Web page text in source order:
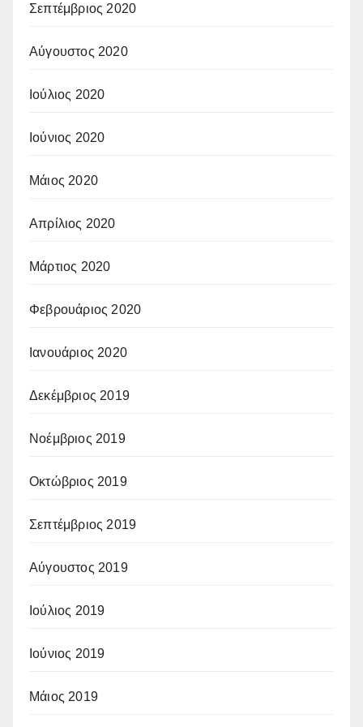
Σεπτέμβριος 2020
Αύγουστος 2020
Ιούλιος 2020
Ιούνιος 2020
Μάιος 2020
Απρίλιος 2020
Μάρτιος 2020
Φεβρουάριος 2020
Ιανουάριος 2020
Δεκέμβριος 2019
Νοέμβριος 2019
Οκτώβριος 2019
Σεπτέμβριος 2019
Αύγουστος 2019
Ιούλιος 2019
Ιούνιος 2019
Μάιος 2019